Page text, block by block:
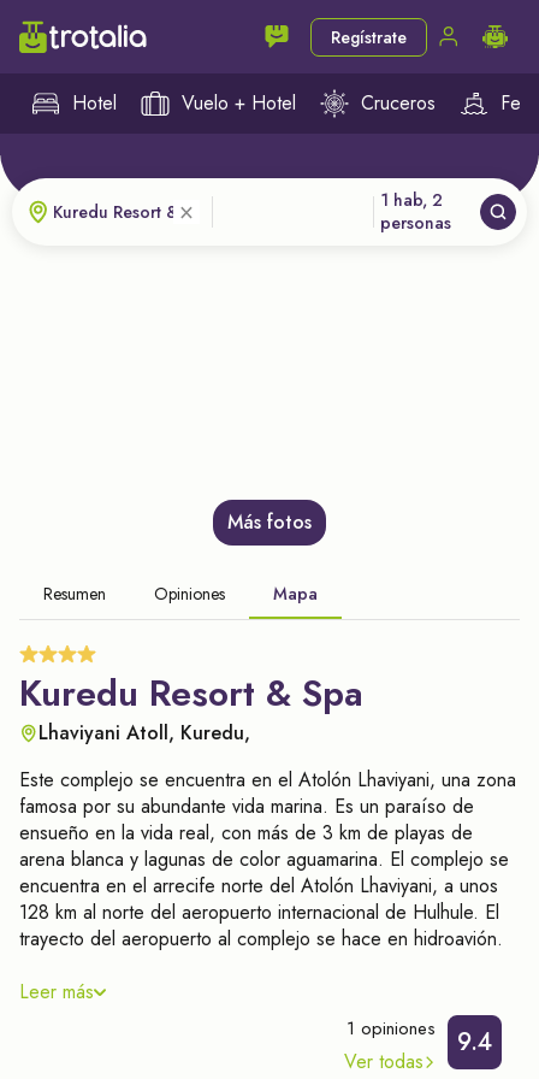
Regístrate
Hotel Vuelo + Hotel Cruceros
×
1 hab, 2
personas
Más fotos
Resumen Opiniones Mapa
Kuredu Resort & Spa
Lhaviyani Atoll, Kuredu,
Este complejo se encuentra en el Atolón Lhaviyani, una zona
famosa por su abundante vida marina. Es un paraíso de
ensueño en la vida real, con más de 3 km de playas de
arena blanca y lagunas de color aguamarina. El complejo se
encuentra en el arrecife norte del Atolón Lhaviyani, a unos
128 km al norte del aeropuerto internacional de Hulhule. El
trayecto del aeropuerto al complejo se hace en hidroavión.
Este complejo tipo club es realmente la isla más romántica
del mundo. Ofrece un concepto único, devolviéndole
recuerdos del pasado y permitiéndole recrear esos
momentos felices. Consta de 330 habitaciones y sus
Leer más
1 opiniones
Ver todas
9.4